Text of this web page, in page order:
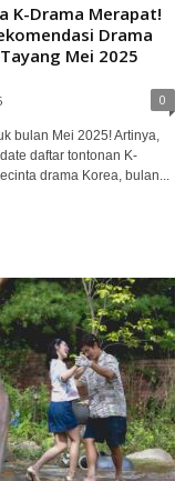
K-Drama Merapat!
Drama
Mei 2025
0
bulan Mei 2025! Artinya,
daftar tontonan K-
drama Korea, bulan...